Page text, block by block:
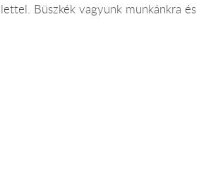
Büszkék vagyunk munkánkra és